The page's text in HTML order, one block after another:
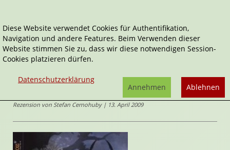
Home Audio-Bücher
Fantasy & Science Fiction
Im Bann der Bestie
Der Schattenkrieger
Im Bann der Bestie vonweirdoz*
Rezension von Stefan Cernohuby | 13. April 2009
Diese Website verwendet Cookies für Authentifikation,
Navigation und andere Features. Beim Verwenden dieser
Website stimmen Sie zu, dass wir diese notwendigen Session-
Cookies platzieren dürfen.
Datenschutzerklärung
Ablehnen
Annehmen